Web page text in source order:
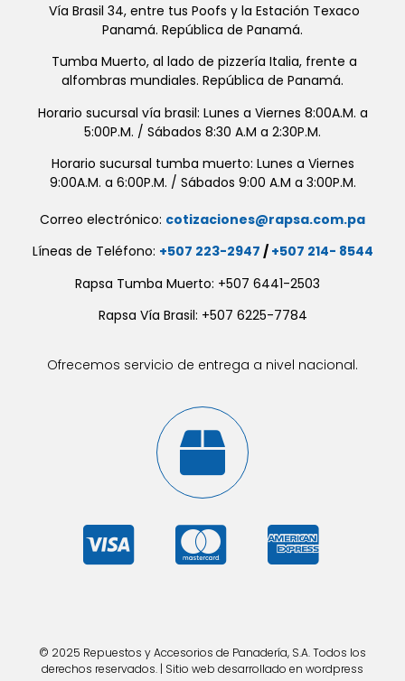
Vía Brasil 34, entre tus Poofs y la Estación Texaco
Panamá. República de Panamá.
Tumba Muerto, al lado de pizzería Italia, frente a
alfombras mundiales. República de Panamá.
Horario sucursal vía brasil: Lunes a Viernes 8:00A.M. a
5:00P.M. / Sábados 8:30 A.M a 2:30P.M.
Horario sucursal tumba muerto: Lunes a Viernes
9:00A.M. a 6:00P.M. / Sábados 9:00 A.M a 3:00P.M.
Correo electrónico: cotizaciones@rapsa.com.pa
Líneas de Teléfono: +507 223-2947 / +507 214- 8544
Rapsa Tumba Muerto: +507 6441-2503
Rapsa Vía Brasil: +507 6225-7784
Ofrecemos servicio de entrega a nivel nacional.
© 2025 Repuestos y Accesorios de Panadería, S.A. Todos los
derechos reservados. | Sitio web desarrollado en wordpress